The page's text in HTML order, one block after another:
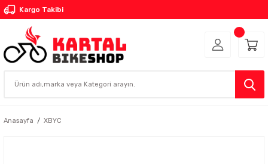
Kargo Takibi
Anasayfa XBYC